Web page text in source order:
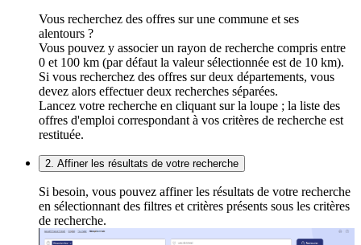
Vous recherchez des offres sur une commune et ses
alentours ?
Vous pouvez y associer un rayon de recherche compris entre
0 et 100 km (par défaut la valeur sélectionnée est de 10 km).
Si vous recherchez des offres sur deux départements, vous
devez alors effectuer deux recherches séparées.
Lancez votre recherche en cliquant sur la loupe ; la liste des
offres d'emploi correspondant à vos critères de recherche est
restituée.
2. Affiner les résultats de votre recherche
Si besoin, vous pouvez affiner les résultats de votre recherche
en sélectionnant des filtres et critères présents sous les critères
de recherche.